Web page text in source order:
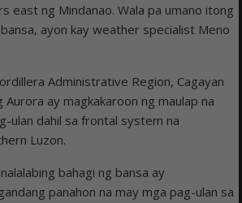
east ng Mindanao. Wala pa umano itong
ayon kay weather specialist Meno
Administrative Region, Cagayan
Aurora ay magkakaroon ng maulap na
ulan dahil sa frontal system na
Luzon.
bahagi ng bansa ay
panahon na may mga pag-ulan sa